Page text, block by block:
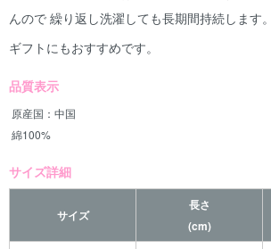
んので 繰り返し洗濯しても長期間持続します。
ギフトにもおすすめです。
品質表示
原産国：中国
綿100%
サイズ詳細
サイズ
長さ
(cm)